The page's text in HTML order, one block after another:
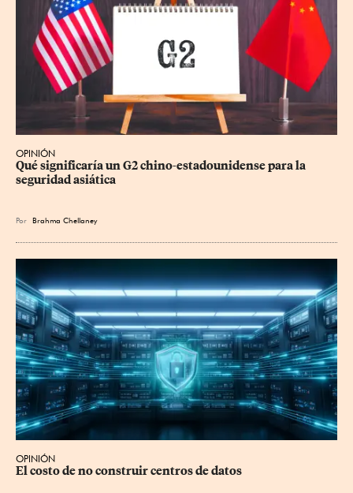
OPINIÓN
Qué significaría un G2 chino-estadounidense para la
seguridad asiática
Por Brahma Chellaney
OPINIÓN
El costo de no construir centros de datos